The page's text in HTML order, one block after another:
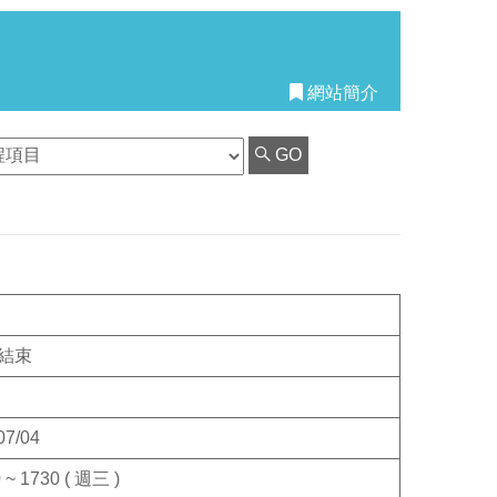
網站簡介
GO
束
04
~ 1730 ( 週三 )